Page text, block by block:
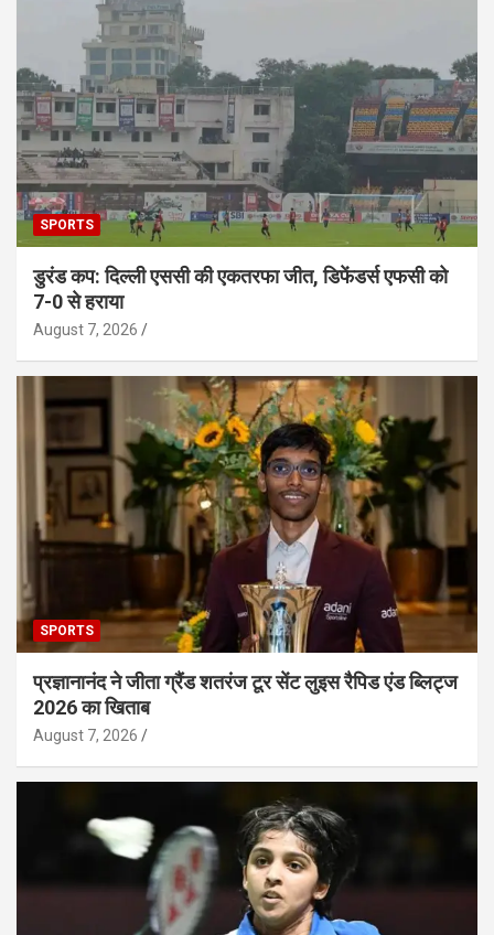
SPORTS
डुरंड कप: दिल्ली एससी की एकतरफा जीत, डिफेंडर्स एफसी को
7-0 से हराया
August 7, 2026
SPORTS
प्रज्ञानानंद ने जीता ग्रैंड शतरंज टूर सेंट लुइस रैपिड एंड ब्लिट्ज
2026 का खिताब
August 7, 2026